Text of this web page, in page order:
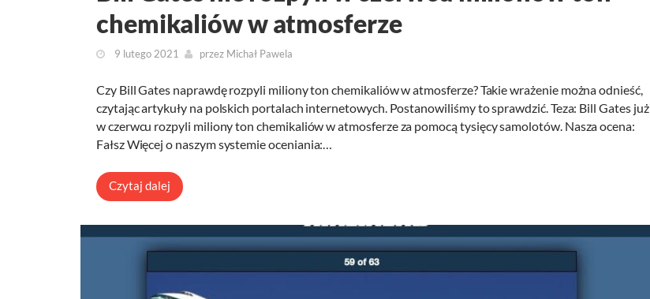
chemikaliów w atmosferze
9 lutego 2021 przez Michał Pawela
Czy Bill Gates naprawdę rozpyli miliony ton chemikaliów w atmosferze? Takie wrażenie można odnieść,
czytając artykuły na polskich portalach internetowych. Postanowiliśmy to sprawdzić. Teza: Bill Gates już
w czerwcu rozpyli miliony ton chemikaliów w atmosferze za pomocą tysięcy samolotów. Nasza ocena:
Fałsz Więcej o naszym systemie oceniania:…
Czytaj dalej